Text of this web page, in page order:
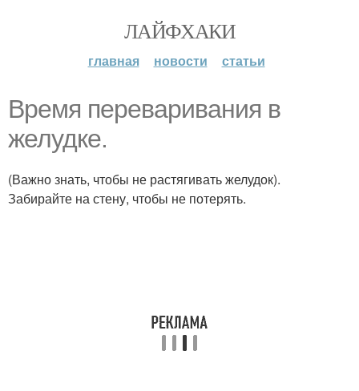
ЛАЙФХАКИ
главная новости статьи
Время переваривания в
желудке.
(Важно знать, чтобы не растягивать желудок).
Забирайте на стену, чтобы не потерять.